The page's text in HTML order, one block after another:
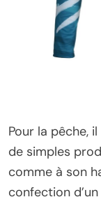
Pour la pêche,
de simples
comme à son
confection